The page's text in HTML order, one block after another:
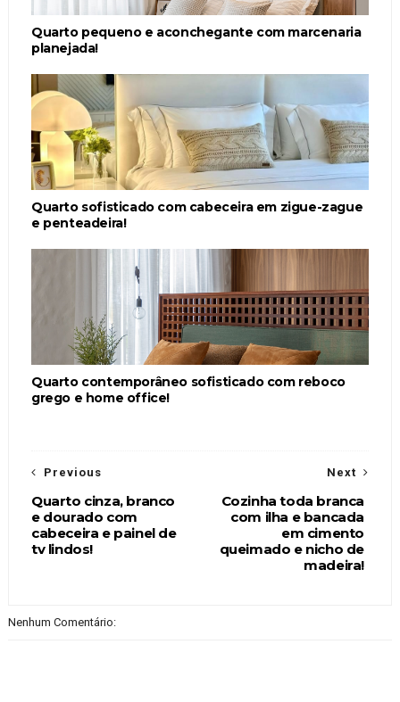
Quarto pequeno e aconchegante com marcenaria
planejada!
Quarto sofisticado com cabeceira em zigue-zague
e penteadeira!
Quarto contemporâneo sofisticado com reboco
grego e home office!
Next
Cozinha toda branca
com ilha e bancada
em cimento
queimado e nicho de
madeira!
Previous
Quarto cinza, branco
e dourado com
cabeceira e painel de
tv lindos!
Nenhum Comentário: